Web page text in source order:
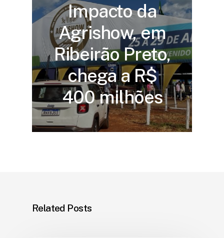
Impacto da
Agrishow, em
Ribeirão Preto,
chega a R$
400 milhões
Related Posts